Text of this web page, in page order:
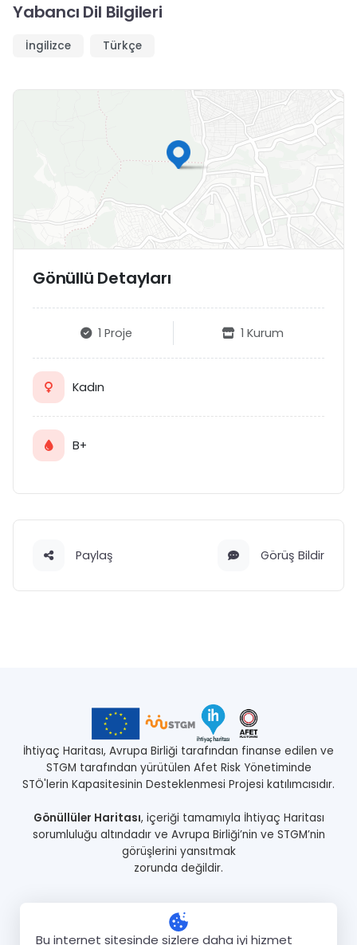
Yabancı Dil Bilgileri
İngilizce Türkçe
Gönüllü Detayları
1 Proje 1 Kurum
Kadın
B+
Paylaş Görüş Bildir
İhtiyaç Haritası, Avrupa Birliği tarafından finanse edilen ve
STGM tarafından yürütülen Afet Risk Yönetiminde
STÖ'lerin Kapasitesinin Desteklenmesi Projesi katılımcısıdır.
Gönüllüler Haritası, içeriği tamamıyla İhtiyaç Haritası
sorumluluğu altındadır ve Avrupa Birliği’nin ve STGM’nin
görüşlerini yansıtmak
zorunda değildir.
Proje HakkındaGönüllüler
Bu internet sitesinde sizlere daha iyi hizmet